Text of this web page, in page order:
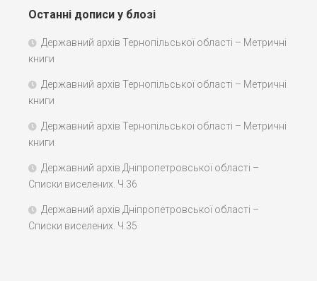
Останні дописи у блозі
Державний архів Тернопільської області – Метричні
книги
Державний архів Тернопільської області – Метричні
книги
Державний архів Тернопільської області – Метричні
книги
Державний архів Дніпропетровської області –
Списки виселених. Ч.36
Державний архів Дніпропетровської області –
Списки виселених. Ч.35